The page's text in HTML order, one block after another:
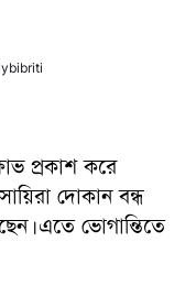
প্রকাশ করে
দোকান বন্ধ
এতে ভোগান্তিতে